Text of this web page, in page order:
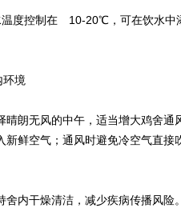
度控制在 10-20℃，可在饮水中
境
朗无风的中午，适当增大鸡舍
新鲜空气；通风时避免冷空气直接
内干燥清洁，减少疾病传播风险